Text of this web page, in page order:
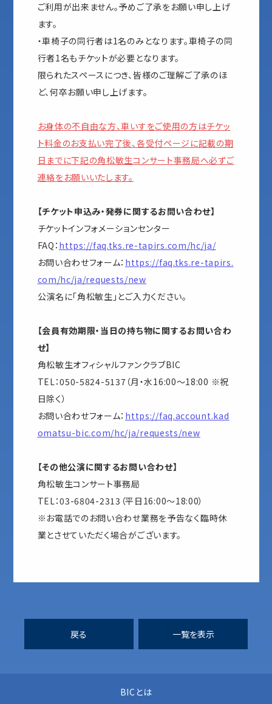
ご利用が出来ません。予めご了承をお願い申し上げ
ます。
・車椅子の同行者は1名のみとなります。車椅子の同
行者1名もチケットが必要となります。
限られたスペースにつき、皆様のご理解ご了承のほ
ど、何卒お願い申し上げます。
お身体の不自由な方、車いすをご使用の方はチケッ
ト料金のお支払い完了後、各受付ページに記載の期
日までに下記の角松敏生コンサート事務局へ必ずご
連絡をお願いいたします。
【チケット申込み・発券に関するお問い合わせ】
チケットインフォメーションセンター
FAQ： https://faq.tks.re-tapirs.com/hc/ja/
お問い合わせフォーム： https://faq.tks.re-tapirs.
com/hc/ja/requests/new
公演名に「角松敏生」とご入力ください。
【会員有効期限・当日の持ち物に関するお問い合わ
せ】
角松敏生オフィシャルファンクラブBIC
TEL：050-5824-5137（月・水16:00～18:00 ※祝
日除く）
お問い合わせフォーム： https://faq.account.kad
omatsu-bic.com/hc/ja/requests/new
【その他公演に関するお問い合わせ】
角松敏生コンサート事務局
TEL：03-6804-2313（平日16:00～18:00）
※お電話でのお問い合わせ業務を予告なく臨時休
業とさせていただく場合がございます。
戻る 一覧を表示
BICとは